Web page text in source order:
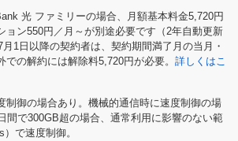
光 ファミリーの場合、月額基本料金5,720円
ョン550円／月～が別途必要です（2年自動更新
1日以降の契約者は、契約期間満了月の当月・
での解約には解除料5,720円が必要。 詳しくはこ
制御の場合あり。機械的通信時に速度制御の場
間で300GB超の場合、通常利用に影響のない範
で速度制御。